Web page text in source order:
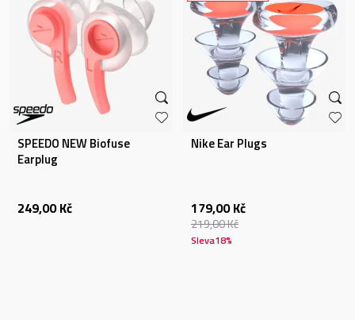
SPEEDO NEW Biofuse
Earplug
249,00 Kč
Nike Ear Plugs
179,00 Kč
219,00Kč
Sleva18%